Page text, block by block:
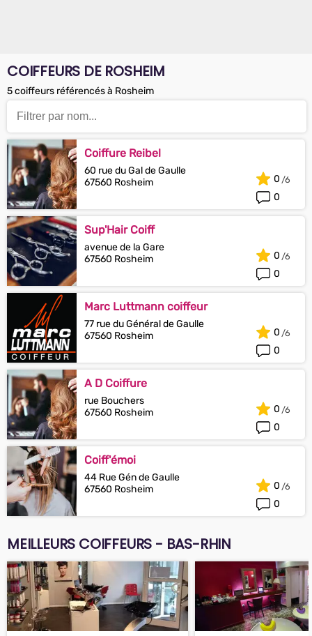
COIFFEURS DE ROSHEIM
5 coiffeurs référencés à Rosheim
Coiffure Reibel
60 rue du Gal de Gaulle
67560 Rosheim
0
0
Sup'Hair Coiff
avenue de la Gare
67560 Rosheim
0
0
Marc Luttmann coiffeur
77 rue du Général de Gaulle
67560 Rosheim
0
0
A D Coiffure
rue Bouchers
67560 Rosheim
0
0
Coiff'émoi
44 Rue Gén de Gaulle
67560 Rosheim
0
0
MEILLEURS COIFFEURS - BAS-RHIN